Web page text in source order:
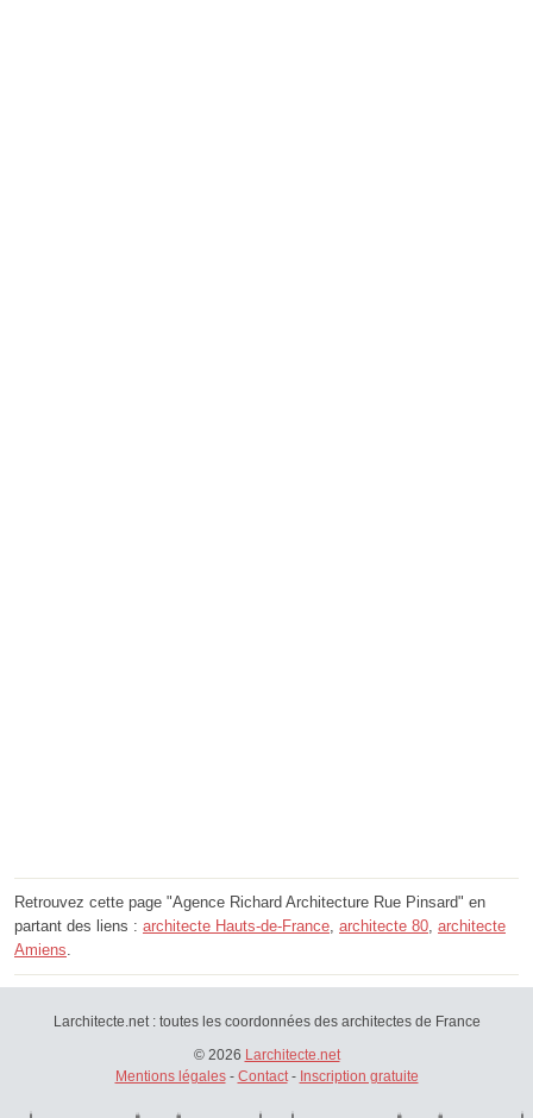
Retrouvez cette page "Agence Richard Architecture Rue Pinsard" en
partant des liens : architecte Hauts-de-France architecte 80 architecte
Amiens
Larchitecte.net : toutes les coordonnées des architectes de France
© 2026 Larchitecte.net
Mentions légales- Contact- Inscription gratuite